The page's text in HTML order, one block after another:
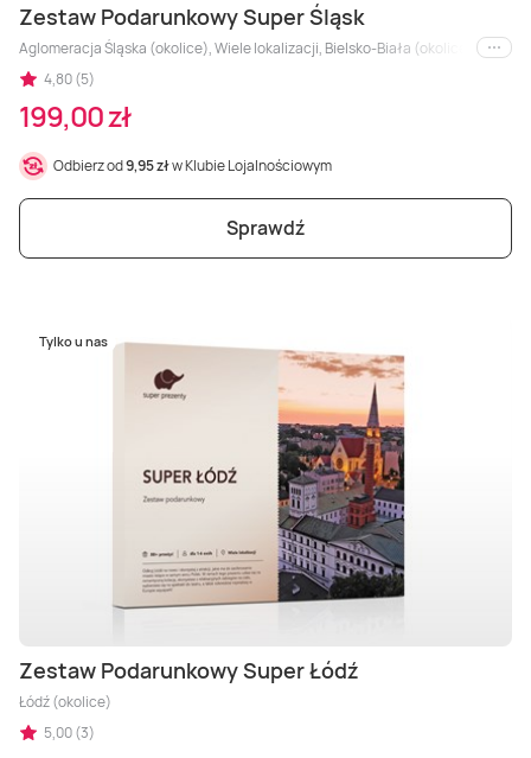
Zestaw Podarunkowy Super Śląsk
Aglomeracja Śląska (okolice), Wiele lokalizacji, Bielsko-Biała (okolice),
i inne
4,80 (5)
199,00 zł
Odbierz od9,95 złw Klubie Lojalnościowym
Sprawdź
Tylko u nas
Zestaw Podarunkowy Super Łódź
Łódź (okolice)
5,00 (3)